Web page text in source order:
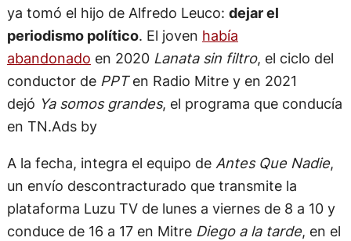
ya tomó el hijo de Alfredo Leuco: dejar el
periodismo político. El joven había
abandonado en 2020 Lanata sin filtro, el ciclo del
conductor de PPTen Radio Mitre y en 2021
dejó Ya somos grandes, el programa que conducía
en TN.Ads by
A la fecha, integra el equipo de Antes Que Nadie,
un envío descontracturado que transmite la
plataforma Luzu TV de lunes a viernes de 8 a 10 y
conduce de 16 a 17 en Mitre Diego a la tarde, en el